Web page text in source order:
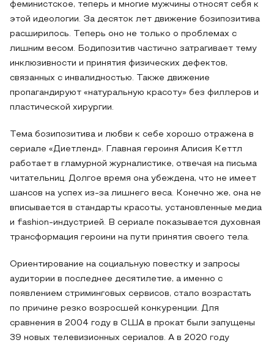
феминистское, теперь и многие мужчины относят себя к
этой идеологии. За десяток лет движение бозипозитива
расширилось. Теперь оно не только о проблемах с
лишним весом. Бодипозитив частично затрагивает тему
инклюзивности и принятия физических дефектов,
связанных с инвалидностью. Также движение
пропагандируют «натуральную красоту» без филлеров и
пластической хирургии.
Тема бозипозитива и любви к себе хорошо отражена в
сериале «Диетленд». Главная героиня Алисия Кеттл
работает в гламурной журналистике, отвечая на письма
читательниц. Долгое время она убеждена, что не имеет
шансов на успех из-за лишнего веса. Конечно же, она не
вписывается в стандарты красоты, установленные медиа
и fashion-индустрией. В сериале показывается духовная
трансформация героини на пути принятия своего тела.
Ориентирование на социальную повестку и запросы
аудитории в последнее десятилетие, а именно с
появлением стриминговых сервисов, стало возрастать
по причине резко возросшей конкуренции. Для
сравнения в 2004 году в США в прокат были запущены
39 новых телевизионных сериалов. А в 2020 году